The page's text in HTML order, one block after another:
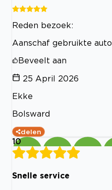
Reden bezoek:
Aanschaf gebruikte auto
Beveelt aan
25 April 2026
Ekke
Bolsward
delen
10
Snelle service